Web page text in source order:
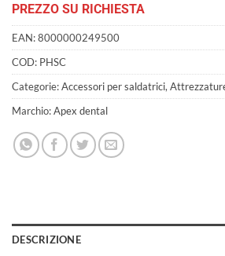
PREZZO SU RICHIESTA
EAN:8000000249500
COD: PHSC
Categorie:Accessori per saldatrici,
Marchio:Apex dental
DESCRIZIONE